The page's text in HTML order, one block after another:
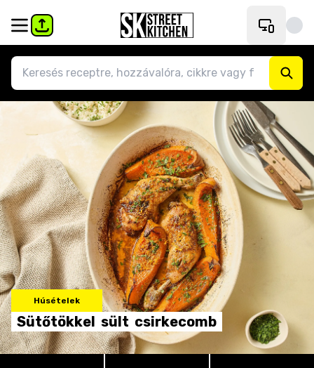
Húsételek
Sütőtökkel sült csirkecomb